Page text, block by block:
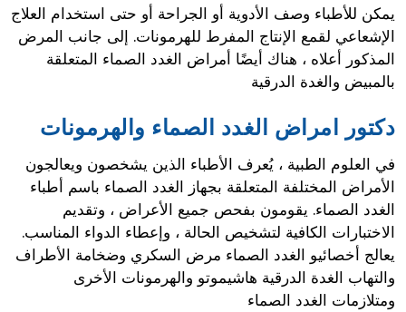
يمكن للأطباء وصف الأدوية أو الجراحة أو حتى استخدام العلاج
الإشعاعي لقمع الإنتاج المفرط للهرمونات. إلى جانب المرض
المذكور أعلاه ، هناك أيضًا أمراض الغدد الصماء المتعلقة
بالمبيض والغدة الدرقية
دكتور امراض الغدد الصماء والهرمونات
في العلوم الطبية ، يُعرف الأطباء الذين يشخصون ويعالجون
الأمراض المختلفة المتعلقة بجهاز الغدد الصماء باسم أطباء
الغدد الصماء. يقومون بفحص جميع الأعراض ، وتقديم
الاختبارات الكافية لتشخيص الحالة ، وإعطاء الدواء المناسب.
يعالج أخصائيو الغدد الصماء مرض السكري وضخامة الأطراف
والتهاب الغدة الدرقية هاشيموتو والهرمونات الأخرى
ومتلازمات الغدد الصماء